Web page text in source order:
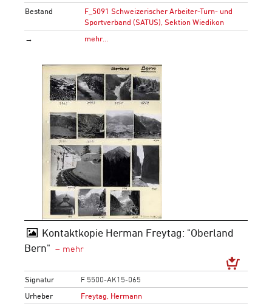
Bestand
F_5091 Schweizerischer Arbeiter-Turn- und
Sportverband (SATUS), Sektion Wiedikon
→
mehr…
Kontaktkopie Herman Freytag: "Oberland
Bern"
Signatur
F 5500-AK15-065
Urheber
Freytag, Hermann